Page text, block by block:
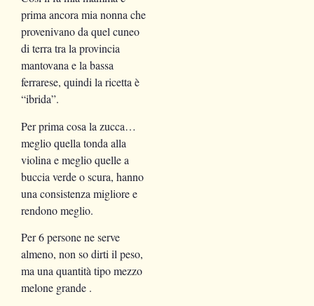
prima ancora mia nonna che
provenivano da quel cuneo
di terra tra la provincia
mantovana e la bassa
ferrarese, quindi la ricetta è
“ibrida”.
Per prima cosa la zucca…
meglio quella tonda alla
violina e meglio quelle a
buccia verde o scura, hanno
una consistenza migliore e
rendono meglio.
Per 6 persone ne serve
almeno, non so dirti il peso,
ma una quantità tipo mezzo
melone grande .